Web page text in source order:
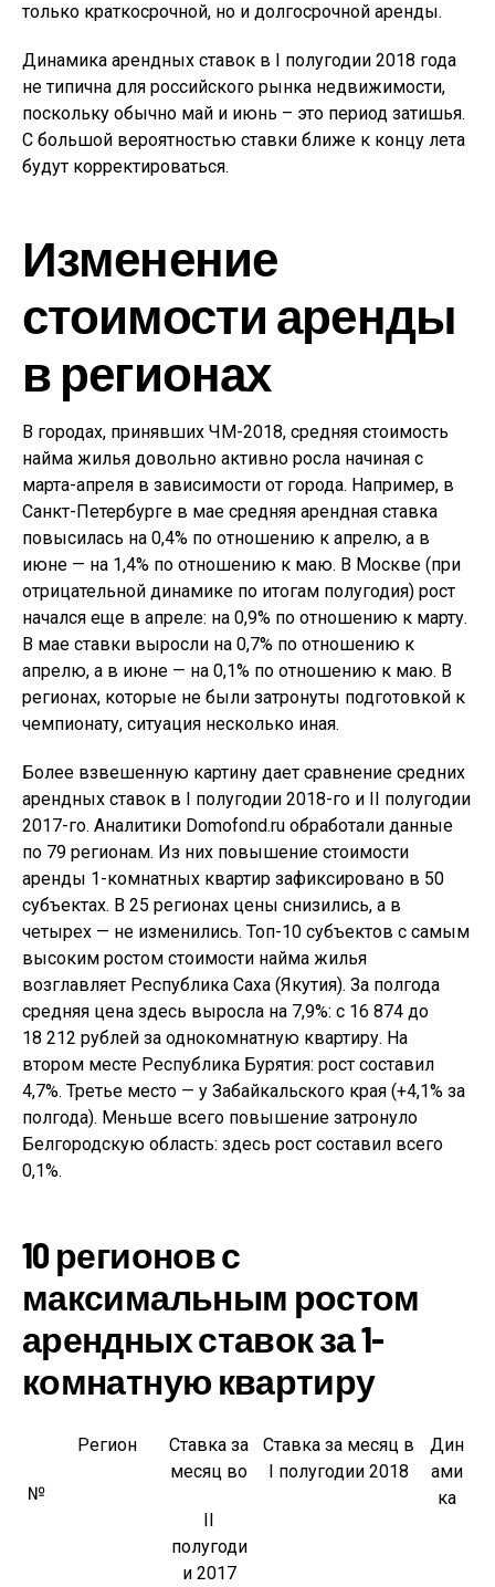
только краткосрочной, но и долгосрочной аренды.
Динамика арендных ставок в I полугодии 2018 года
не типична для российского рынка недвижимости,
поскольку обычно май и июнь – это период затишья.
С большой вероятностью ставки ближе к концу лета
будут корректироваться.
Изменение
стоимости аренды
в регионах
В городах, принявших ЧМ-2018, средняя стоимость
найма жилья довольно активно росла начиная с
марта-апреля в зависимости от города. Например, в
Санкт-Петербурге в мае средняя арендная ставка
повысилась на 0,4% по отношению к апрелю, а в
июне — на 1,4% по отношению к маю. В Москве (при
отрицательной динамике по итогам полугодия) рост
начался еще в апреле: на 0,9% по отношению к марту.
В мае ставки выросли на 0,7% по отношению к
апрелю, а в июне — на 0,1% по отношению к маю. В
регионах, которые не были затронуты подготовкой к
чемпионату, ситуация несколько иная.
Более взвешенную картину дает сравнение средних
арендных ставок в I полугодии 2018-го и II полугодии
2017-го. Аналитики Domofond.ru обработали данные
по 79 регионам. Из них повышение стоимости
аренды 1-комнатных квартир зафиксировано в 50
субъектах. В 25 регионах цены снизились, а в
четырех — не изменились. Топ-10 субъектов с самым
высоким ростом стоимости найма жилья
возглавляет Республика Саха (Якутия). За полгода
средняя цена здесь выросла на 7,9%: с 16 874 до
18 212 рублей за однокомнатную квартиру. На
втором месте Республика Бурятия: рост составил
4,7%. Третье место — у Забайкальского края (+4,1% за
полгода). Меньше всего повышение затронуло
Белгородскую область: здесь рост составил всего
0,1%.
10 регионов с
максимальным ростом
арендных ставок за 1-
комнатную квартиру
№
Регион
Ставка за
месяц во
полугоди
и 2017
Ставка за месяц в
I полугодии 2018
Дин
ами
ка